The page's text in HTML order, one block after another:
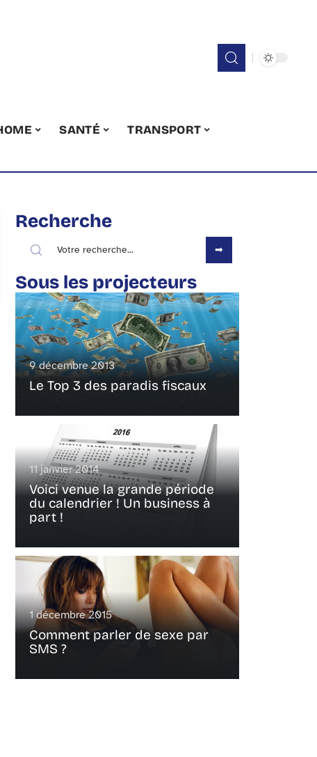
SANTÉ
TRANSPORT
Recherche
Sous les projecteurs
9 décembre 2013
Le Top 3 des paradis fiscaux
11 janvier 2014
Voici venue la grande période
du calendrier ! Un business à
part !
1 décembre 2015
Comment parler de sexe par
SMS ?